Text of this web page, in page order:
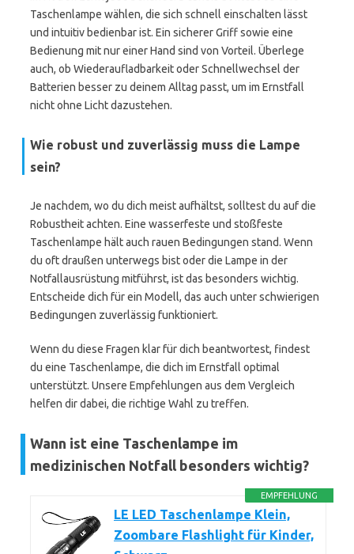
Taschenlampe wählen, die sich schnell einschalten lässt
und intuitiv bedienbar ist. Ein sicherer Griff sowie eine
Bedienung mit nur einer Hand sind von Vorteil. Überlege
auch, ob Wiederaufladbarkeit oder Schnellwechsel der
Batterien besser zu deinem Alltag passt, um im Ernstfall
nicht ohne Licht dazustehen.
Wie robust und zuverlässig muss die Lampe
sein?
Je nachdem, wo du dich meist aufhältst, solltest du auf die
Robustheit achten. Eine wasserfeste und stoßfeste
Taschenlampe hält auch rauen Bedingungen stand. Wenn
du oft draußen unterwegs bist oder die Lampe in der
Notfallausrüstung mitführst, ist das besonders wichtig.
Entscheide dich für ein Modell, das auch unter schwierigen
Bedingungen zuverlässig funktioniert.
Wenn du diese Fragen klar für dich beantwortest, findest
du eine Taschenlampe, die dich im Ernstfall optimal
unterstützt. Unsere Empfehlungen aus dem Vergleich
helfen dir dabei, die richtige Wahl zu treffen.
Wann ist eine Taschenlampe im
medizinischen Notfall besonders wichtig?
EMPFEHLUNG
LE LED Taschenlampe Klein,
Zoombare Flashlight für Kinder,